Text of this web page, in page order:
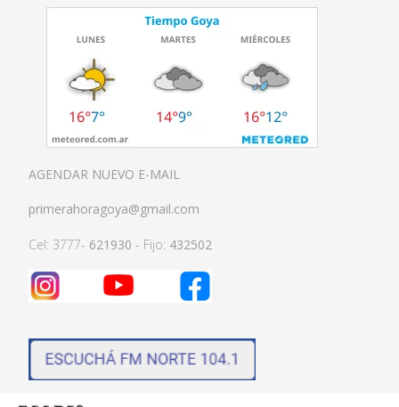
AGENDAR NUEVO E-MAIL
primerahoragoya@gmail.com
Cel: 3777- 621930 - Fijo: 432502